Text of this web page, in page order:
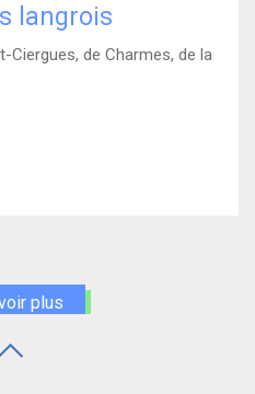
langrois
Ciergues, de Charmes, de la
plus